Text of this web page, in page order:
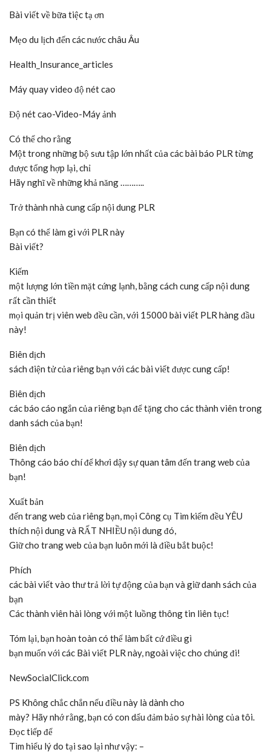
Bài viết về bữa tiệc tạ ơn
Mẹo du lịch đến các nước châu Âu
Health_Insurance_articles
Máy quay video độ nét cao
Độ nét cao-Video-Máy ảnh
Có thể cho rằng
Một trong những bộ sưu tập lớn nhất của các bài báo PLR từng
được tổng hợp lại, chỉ
Hãy nghĩ về những khả năng ………..
Trở thành nhà cung cấp nội dung PLR
Bạn có thể làm gì với PLR này
Bài viết?
Kiếm
một lượng lớn tiền mặt cứng lạnh, bằng cách cung cấp nội dung
rất cần thiết
mọi quản trị viên web đều cần, với 15000 bài viết PLR hàng đầu
này!
Biên dịch
sách điện tử của riêng bạn với các bài viết được cung cấp!
Biên dịch
các báo cáo ngắn của riêng bạn để tặng cho các thành viên trong
danh sách của bạn!
Biên dịch
Thông cáo báo chí để khơi dậy sự quan tâm đến trang web của
bạn!
Xuất bản
đến trang web của riêng bạn, mọi Công cụ Tìm kiếm đều YÊU
thích nội dung và RẤT NHIỀU nội dung đó,
Giữ cho trang web của bạn luôn mới là điều bắt buộc!
Phích
các bài viết vào thư trả lời tự động của bạn và giữ danh sách của
bạn
Các thành viên hài lòng với một luồng thông tin liên tục!
Tóm lại, bạn hoàn toàn có thể làm bất cứ điều gì
bạn muốn với các Bài viết PLR này, ngoài việc cho chúng đi!
NewSocialClick.com
PS Không chắc chắn nếu điều này là dành cho
mày? Hãy nhớ rằng, bạn có con dấu đảm bảo sự hài lòng của tôi.
Đọc tiếp để
Tìm hiểu lý do tại sao lại như vậy: –